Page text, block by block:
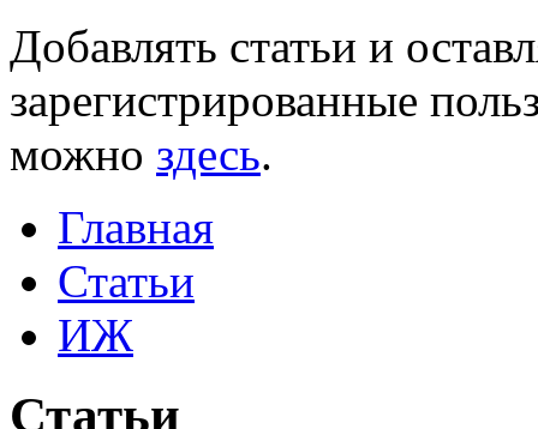
Добавлять статьи и
зарегистрированные
можно здесь.
Главная
Статьи
ИЖ
Статьи